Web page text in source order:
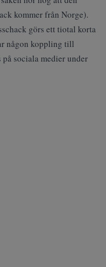
kommer från Norge).
görs ett tiotal korta
någon koppling till
sociala medier under